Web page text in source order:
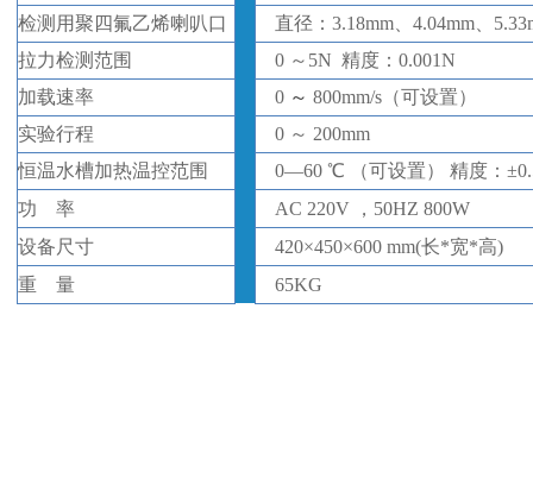
检测用聚四氟乙烯喇叭口 直径： 3.18mm、4.04mm、
拉力检测范围
0 ～ 5N 精度：0.001N
加载速率
0 ～ 800mm/s（可设置）
实验行程
0 ～ 200mm
恒温水槽加热温控范围
0—60 ℃ （可设置） 精度： ±
功
率
AC 220V ，50HZ 800W
设备尺寸 420×450×600 mm(长*宽*高)
重
量 65KG